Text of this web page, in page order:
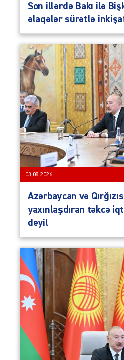
Son illərdə Bakı ilə
əlaqələr sürətlə
03.08.2026
Azərbaycan və
yaxınlaşdıran təkcə
deyil